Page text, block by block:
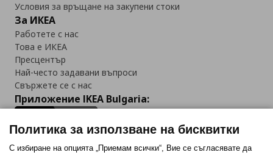
Условия за връщане на закупени стоки
За ИКЕА
Работете с нас
Това е ИКЕА
Пресцентър
Най-често задавани въпроси
Свържете се с нас
Приложение IKEA Bulgaria:
Политика за използване на бисквитки
С избиране на опцията „Приемам всички“, Вие се съгласявате да